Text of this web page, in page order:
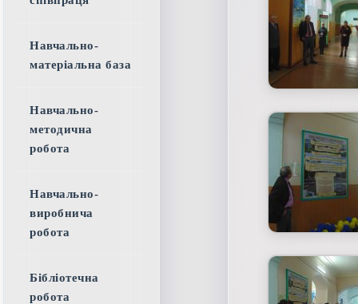
Навчально-
матеріальна база
Навчально-
методична
робота
Навчально-
виробнича
робота
Бібліотечна
робота